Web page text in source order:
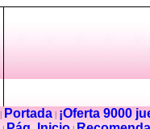
Portada|
¡Oferta 9000